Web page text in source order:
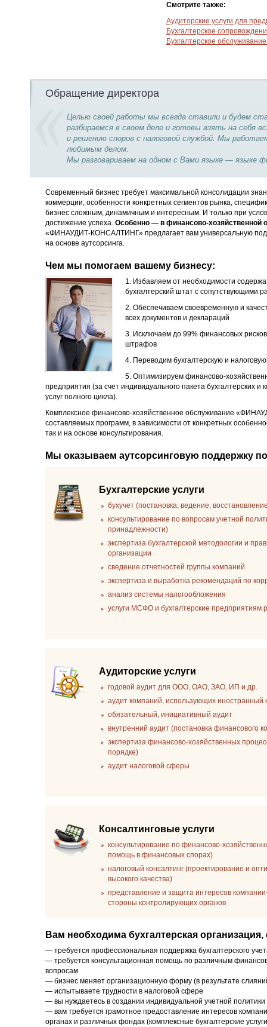
Смотрите также:
Аудиторские услуги для
Бухгалтерское
Бухгалтерское
Обращение директора
Целью своей работы мы всегда ставили и будем
разбираемся в своем деле и готовы взять на себя
и решению споров с налоговой службой. Мы
любимым делом.
Мы разговариваем на одном с Вами языке — языке
Современный бизнес требует максимальной консолидации
коммерции, особенности конкретных сегментов рынка,
бизнес сложным, динамичным и интересным. И только при
достижение успеха. Особенно — в финансово-хозяйственной
«ФИНАУДИТ-КОНСАЛТИНГ» предлагает вам универсальную
на основе аутсорсинга.
Чем мы помогаем вашему бизнесу:
1. Избавляем от необходимости
бухгалтерский штат с сопутствующими
2. Обеспечиваем своевременную и
всех документов и деклараций
3. Исключаем до 99% финансовых
штрафов
4. Переводим бухгалтерскую и
5. Оптимизируем финансово-
предприятия (за счет индивидуального пакета бухгалтерских и
услуг полного цикла).
Комплексное финансово-хозяйственное обслуживание
составляемых программ, в зависимости от конкретных
так и на основе консультирования.
Мы оказываем аутсорсинговую поддержку
Бухгалтерские услуги
бухучет (постановка, ведение,
консультирование по вопросам учетной
принадлежности)
экспертиза бухгалтерской методологии и
организации
сведение отчетностей группы компаний
экспертиза и выработка рекомендаций по
анализ системы налогообложения
услуги МСФО и бухгалтерские
Аудиторские услуги
годовой аудит для ООО, ОАО, ЗАО, ИП и др.
аудит компаний, использующих иностранный
обязательный, инициативный аудит
внутренний аудит (постановка финансового
экспертиза финансово-хозяйственных
порядке)
аудит налоговой сферы
Консалтинговые услуги
консультирование по финансово-
помощь в финансовых спорах)
налоговый консалтинг (проектирование и
высокого качества)
представление и защита интересов
стороны контролирующих органов
Вам необходима бухгалтерская организация,
— требуется профессиональная поддержка бухгалтерского
— требуется консультационная помощь по различным
вопросам
— бизнес меняет организационную форму (в результате
— испытываете трудности в налоговой сфере
— вы нуждаетесь в создании индивидуальной учетной политики
— вам требуется грамотное предоставление интересов
органах и различных фондах (комплексные бухгалтерские услуги